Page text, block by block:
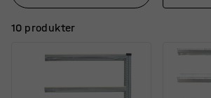
10 produkter